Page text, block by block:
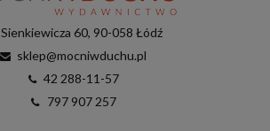
Sienkiewicza 60, 90-058 Łódź
sklep@mocniwduchu.pl
42 288-11-57
797 907 257